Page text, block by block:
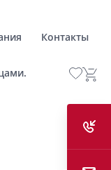
Контакты